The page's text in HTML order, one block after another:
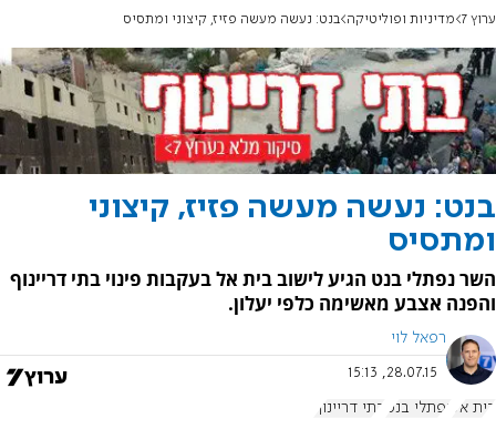
ערוץ 7 מדיניות ופוליטיקה בנט: נעשה מעשה פזיז, קיצוני ומתסיס
בנט: נעשה מעשה פזיז, קיצוני
ומתסיס
השר נפתלי בנט הגיע לישוב בית אל בעקבות פינוי בתי דריינוף
והפנה אצבע מאשימה כלפי יעלון.
רפאל לוי
28.07.15, 15:13
בית אל נפתלי בנט בתי דריינוף